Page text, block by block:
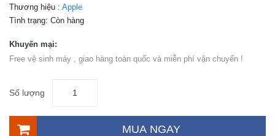
Thương hiệu : Apple
Tình trạng: Còn hàng
Khuyến mại:
Free vệ sinh máy , giao hàng toàn quốc và miễn phí vận chuyển !
Số lượng
MUA NGAY